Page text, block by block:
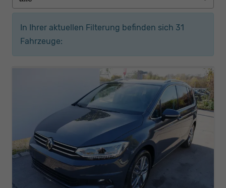
In Ihrer aktuellen Filterung befinden sich 31
Fahrzeuge: